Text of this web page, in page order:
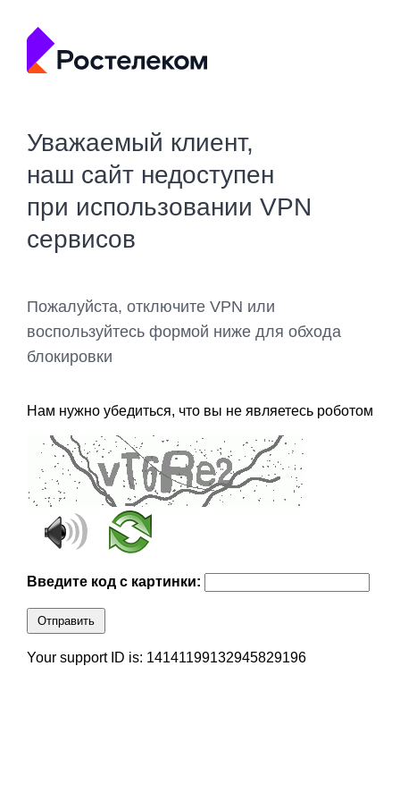
Уважаемый клиент,
наш сайт недоступен
при использовании VPN
сервисов
Пожалуйста, отключите VPN или
воспользуйтесь формой ниже для обхода
блокировки
Нам нужно убедиться, что вы не являетесь роботом
Введите код с картинки:
Отправить
Your support ID is: 14141199132945829196